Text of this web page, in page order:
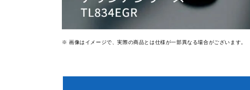
画像はイメージで、実際の商品とは仕様が一部異なる場合がございます。